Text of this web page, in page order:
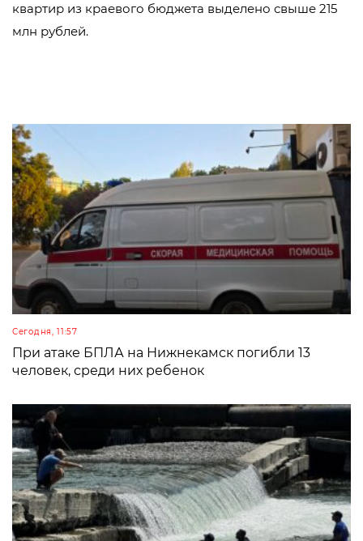
квартир из краевого бюджета выделено свыше 215
млн рублей.
Сегодня, 11:57
При атаке БПЛА на Нижнекамск погибли 13
человек, среди них ребенок